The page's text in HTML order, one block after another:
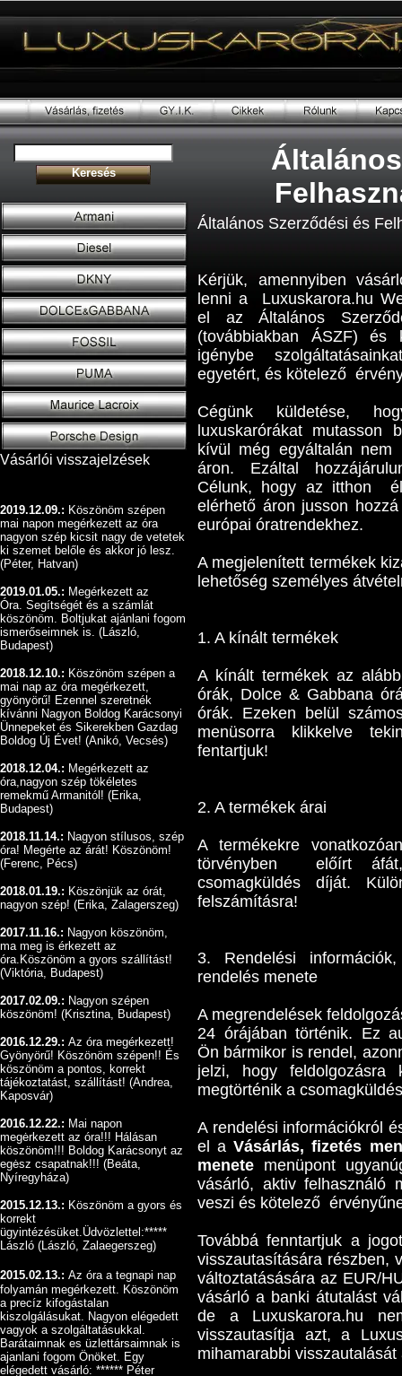
Vásárlói visszajelzések
2019.12.09.: Köszönöm szépen
mai napon megérkezett az óra
nagyon szép kicsit nagy de vetetek
ki szemet belőle és akkor jó lesz.
(Péter, Hatvan)
2019.01.05.: Megérkezett az
Óra. Segítségét és a számlát
köszönöm. Boltjukat ajánlani fogom
ismerőseimnek is. (László,
Budapest)
2018.12.10.: Köszönöm szépen a
mai nap az óra megérkezett,
gyönyörű! Ezennel szeretnék
kívánni Nagyon Boldog Karácsonyi
Ünnepeket és Sikerekben Gazdag
Boldog Új Évet! (Anikó, Vecsés)
2018.12.04.: Megérkezett az
óra,nagyon szép tökéletes
remekmű Armanitól! (Erika,
Budapest)
2018.11.14.: Nagyon stílusos, szép
óra! Megérte az árát! Köszönöm!
(Ferenc, Pécs)
2018.01.19.: Köszönjük az órát,
nagyon szép! (Erika, Zalagerszeg)
2017.11.16.: Nagyon köszönöm,
ma meg is érkezett az
óra.Köszönöm a gyors szállítást!
(Viktória, Budapest)
2017.02.09.: Nagyon szépen
köszönöm! (Krisztina, Budapest)
2016.12.29.: Az óra megérkezett!
Gyönyörű! Köszönöm szépen!! És
köszönöm a pontos, korrekt
tájékoztatást, szállítást! (Andrea,
Kaposvár)
2016.12.22.: Mai napon
megėrkezett az óra!!! Hálásan
köszönöm!!! Boldog Karácsonyt az
egėsz csapatnak!!! (Beáta,
Nyíregyháza)
2015.12.13.: Köszönöm a gyors és
korrekt
ügyintézésüket.Üdvözlettel:*****
László (László, Zalaegerszeg)
2015.02.13.: Az óra a tegnapi nap
folyamán megérkezett. Köszönöm
a precíz kifogástalan
kiszolgálásukat. Nagyon elégedett
vagyok a szolgáltatásukkal.
Barátaimnak es üzlettársaimnak is
ajanlani fogom Önöket. Egy
elégedett vásárló: ****** Péter
Általános Szerződési és
Kérjük, amennyiben
lenni a Luxuskarora.hu
el az Általános
(továbbiakban ÁSZF) és
igénybe
egyetért, és kötelező
Cégünk küldetése,
luxuskarórákat mutasson
kívül még egyáltalán nem
áron. Ezáltal
Célunk, hogy az itthon
elérhető áron jusson
európai óratrendekhez.
A megjelenített termékek
lehetőség személyes
1. A kínált termékek
A kínált termékek az
órák, Dolce & Gabbana
órák. Ezeken belül
menüsorra klikkelve
fentartjuk!
2. A termékek árai
A termékekre
törvényben előírt
csomagküldés díját.
felszámításra!
3. Rendelési
rendelés menete
A megrendelések
24 órájában történik. Ez
Ön bármikor is rendel,
jelzi, hogy feldolgozásra
megtörténik a
A rendelési információkról
el aVásárlás, fizetés
menete menüpont
vásárló, aktiv felhasználó
veszi és kötelező
Továbbá fenntartjuk a
visszautasítására részben,
változtatásására az EUR/
vásárló a banki átutalást
de a Luxuskarora.hu
visszautasítja azt, a
mihamarabbi